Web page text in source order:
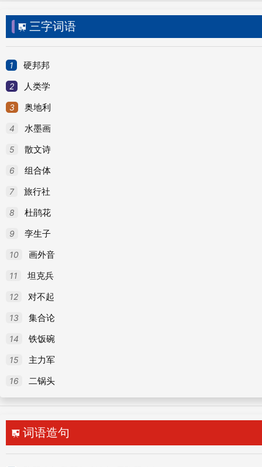
审读音：shěn
2. 仔细思考，反复分析、推究：审查。审定。审
3. 讯问案件：审理。审判。审讯。公审。
4. 知道：不审近况如何？
视 读音：shì
视shì(1)（动）看：
 三字词语
1 硬邦邦
2 人类学
3 奥地利
4 水墨画
5 散文诗
6 组合体
7 旅行社
8 杜鹃花
9 孪生子
10 画外音
11 坦克兵
12 对不起
13 集合论
14 铁饭碗
15 主力军
16 二锅头
 词语造句